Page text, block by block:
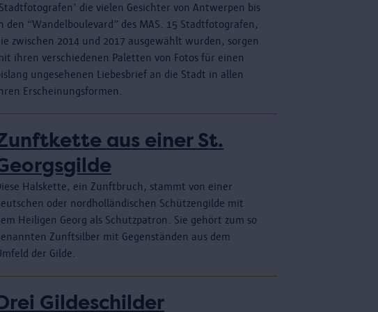
die vielen Gesichter von Antwerpen bis
den “Wandelboulevard” des MAS. 15 Stadtfotografen,
zwischen 2014 und 2017 ausgewählt wurden, sorgen
ihren verschiedenen Paletten von Fotos für einen
ungesehenen Liebesbrief an die Stadt in allen
Erscheinungsformen.
aus einer St.
Halskette, ein Zunftbruch, stammt von einer
oder nordholländischen Schützengilde mit
Heiligen Georg als Schutzpatron. Sie gehört zum so
Zunftsilber mit Gegenständen aus dem
der Gilde.
Gildeschilder